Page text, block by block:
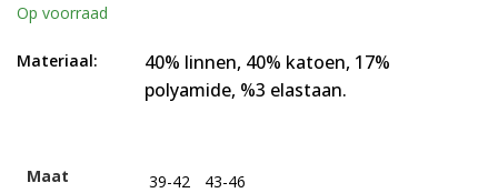
Op voorraad
Materiaal:
40% linnen, 40% katoen, 17%
polyamide, %3 elastaan.
Maat 39-42 43-46